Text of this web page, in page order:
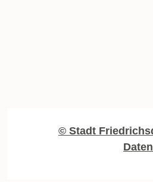
© Stadt